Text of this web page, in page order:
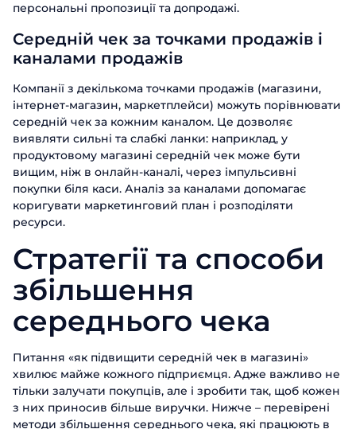
персональні пропозиції та допродажі.
Середній чек за точками продажів і
каналами продажів
Компанії з декількома точками продажів (магазини,
інтернет-магазин, маркетплейси) можуть порівнювати
середній чек за кожним каналом. Це дозволяє
виявляти сильні та слабкі ланки: наприклад, у
продуктовому магазині середній чек може бути
вищим, ніж в онлайн-каналі, через імпульсивні
покупки біля каси. Аналіз за каналами допомагає
коригувати маркетинговий план і розподіляти
ресурси.
Стратегії та способи
збільшення
середнього чека
Питання «як підвищити середній чек в магазині»
хвилює майже кожного підприємця. Адже важливо не
тільки залучати покупців, але і зробити так, щоб кожен
з них приносив більше виручки. Нижче – перевірені
методи збільшення середнього чека, які працюють в